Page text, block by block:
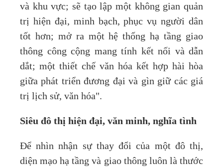
và khu vực; sẽ tạo lập một không gian quản
trị hiện đại, minh bạch, phục vụ người dân
tốt hơn; mở ra một hệ thống hạ tầng giao
thông công cộng mang tính kết nối và dẫn
dắt; một thiết chế văn hóa kết hợp hài hòa
giữa phát triển đương đại và gìn giữ các giá
trị lịch sử, văn hóa".
Siêu đô thị hiện đại, văn minh, nghĩa tình
Để nhìn nhận sự thay đổi của một đô thị,
diện mạo hạ tầng và giao thông luôn là thước